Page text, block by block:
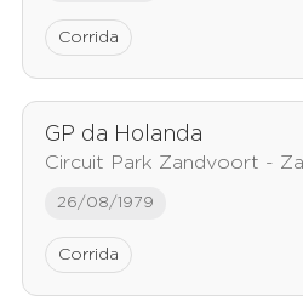
Corrida
GP da Holanda
Circuit Park Zandvoort -
26/08/1979
Corrida